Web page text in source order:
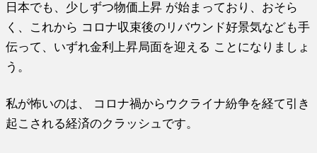
日本でも、少しずつ物価上昇 が始まっており、おそら
く、これから コロナ収束後のリバウンド好景気なども手
伝って、いずれ金利上昇局面を迎える ことになりましょ
う。
私が怖いのは、 コロナ禍からウクライナ紛争を経て引き
起こされる経済のクラッシュです。